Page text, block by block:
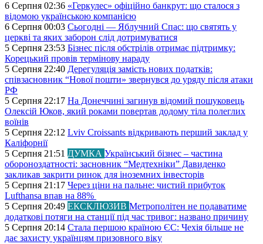
6 Серпня 02:36 «Геркулес» офіційно банкрут: що сталося з
відомою українською компанією
6 Серпня 00:03 Сьогодні — Яблучний Спас: що святять у
церкві та яких заборон слід дотримуватися
5 Серпня 23:53 Бізнес після обстрілів отримає підтримку:
Корецький провів термінову нараду
5 Серпня 22:40 Дерегуляція замість нових податків:
співзасновник “Нової пошти» звернувся до уряду після атаки
РФ
5 Серпня 22:17 На Донеччині загинув відомий пошуковець
Олексій Юков, який роками повертав додому тіла полеглих
воїнів
5 Серпня 22:12 Lviv Croissants відкривають перший заклад у
Каліфорнії
5 Серпня 21:51 ДУМКА Український бізнес – частина
обороноздатності: засновник “Медтехніки” Давиденко
закликав закрити ринок для іноземних інвесторів
5 Серпня 21:17 Через ціни на пальне: чистий прибуток
Lufthansa впав на 88%
5 Серпня 20:49 ЕКСКЛЮЗИВ Метрополітен не подаватиме
додаткові потяги на станції під час тривог: названо причину
5 Серпня 20:14 Стала першою країною ЄС: Чехія більше не
дає захисту українцям призовного віку